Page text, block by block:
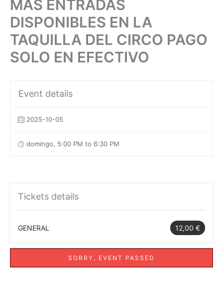
MÁS ENTRADAS
DISPONIBLES EN LA
TAQUILLA DEL CIRCO PAGO
SOLO EN EFECTIVO
Event details
2025-10-05
domingo, 5:00 PM to 6:30 PM
Tickets details
12,00 €
GENERAL
SORRY, EVENT PASSED